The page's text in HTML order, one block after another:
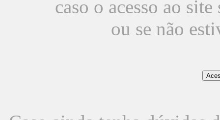
caso o acesso ao
ou se não